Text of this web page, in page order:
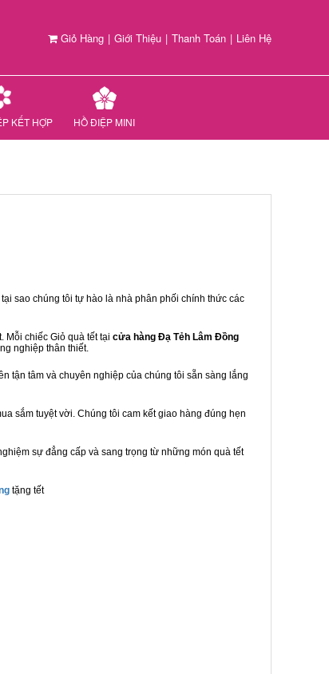
Giỏ Hàng | Giới Thiệu | Thanh Toán | Liên Hệ
KẾT HỢP HỒ ĐIỆP MINI
sao chúng tôi tự hào là nhà phân phối chính thức các
chiếc Giỏ quà tết tại cửa hàng Đạ Tẻh Lâm Đồng
nghiệp thân thiết.
tận tâm và chuyên nghiệp của chúng tôi sẵn sàng lắng
sắm tuyệt vời. Chúng tôi cam kết giao hàng đúng hẹn
sự đẳng cấp và sang trọng từ những món quà tết
tặng tết